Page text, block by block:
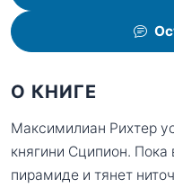
О КНИГЕ
Максимилиан Рихтер
княгини Сципион.
пирамиде и тянет